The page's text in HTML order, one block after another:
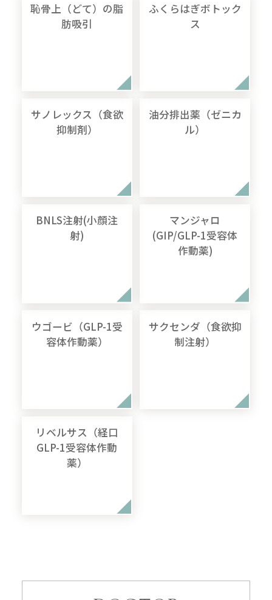
恥骨上（どて）の脂
肪吸引
ふくらはぎボトック
ス
サノレックス（食欲
抑制剤）
油分排出薬（ゼニカ
ル）
BNLS注射(小顔注
射)
マンジャロ
(GIP/GLP-1受容体
作動薬)
ウゴービ（GLP-1受
容体作動薬）
サクセンダ（食欲抑
制注射）
リベルサス（経口
GLP-1受容体作動
薬）
相談 予約 予約 予約